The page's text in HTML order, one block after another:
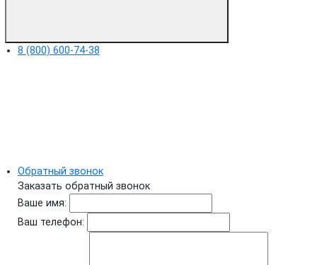
8 (800) 600-74-38
Обратный звонок
Заказать обратный звонок
Ваше имя:
Ваш телефон: